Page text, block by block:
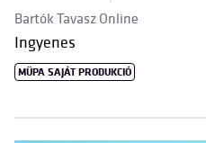
Bartók Tavasz Online
Ingyenes
MÜPA SAJÁT PRODUKCIÓ